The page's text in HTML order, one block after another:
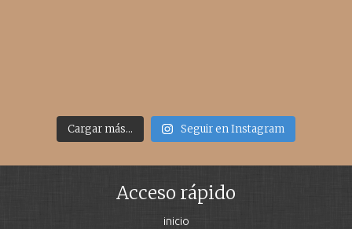
Cargar más... Seguir en Instagram
Acceso rápido
inicio